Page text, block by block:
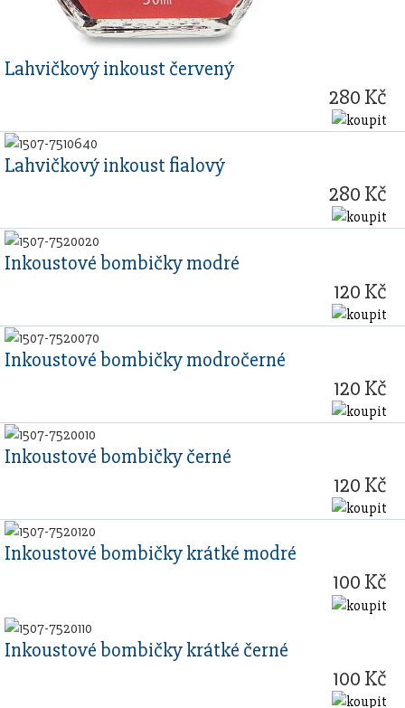
Lahvičkový inkoust červený
280 Kč
Lahvičkový inkoust fialový
280 Kč
Inkoustové bombičky modré
120 Kč
Inkoustové bombičky modročerné
120 Kč
Inkoustové bombičky černé
120 Kč
Inkoustové bombičky krátké modré
100 Kč
Inkoustové bombičky krátké černé
100 Kč